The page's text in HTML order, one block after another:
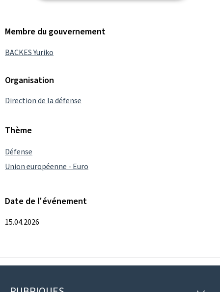
Membre du gouvernement
BACKES Yuriko
Organisation
Direction de la défense
Thème
Défense
Union européenne - Euro
Date de l'événement
15.04.2026